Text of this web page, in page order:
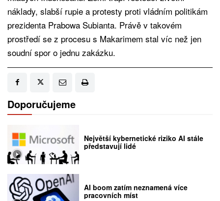
náklady, slabší rupie a protesty proti vládním politikám
prezidenta Prabowa Subianta. Právě v takovém
prostředí se z procesu s Makarimem stal víc než jen
soudní spor o jednu zakázku.
Doporučujeme
Největší kybernetické riziko AI stále
představují lidé
AI boom zatím neznamená více
pracovních míst